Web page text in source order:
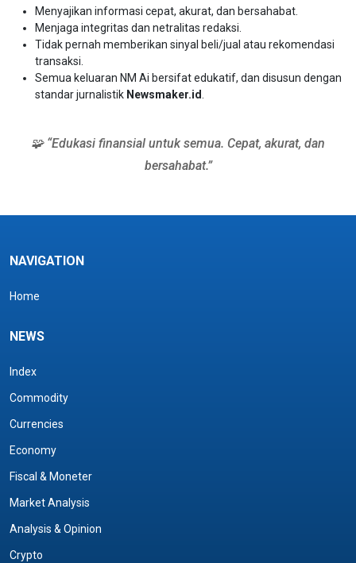
Menyajikan informasi cepat, akurat, dan bersahabat.
Menjaga integritas dan netralitas redaksi.
Tidak pernah memberikan sinyal beli/jual atau rekomendasi
transaksi.
Semua keluaran NM Ai bersifat edukatif, dan disusun dengan
standar jurnalistik Newsmaker.id
🧩 “Edukasi finansial untuk semua. Cepat, akurat, dan
bersahabat.”
NAVIGATION
Home
NEWS
Index
Commodity
Currencies
Economy
Fiscal & Moneter
Market Analysis
Analysis & Opinion
Crypto